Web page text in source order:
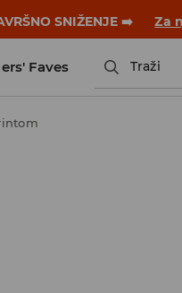
godinu u novom outfitu!
Faves Traži